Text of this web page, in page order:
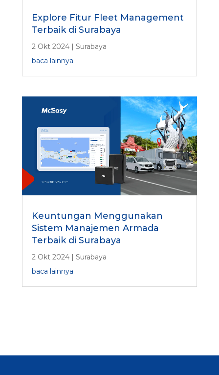
Explore Fitur Fleet Management
Terbaik di Surabaya
2 Okt 2024| Surabaya
baca lainnya
Keuntungan Menggunakan
Sistem Manajemen Armada
Terbaik di Surabaya
2 Okt 2024| Surabaya
baca lainnya